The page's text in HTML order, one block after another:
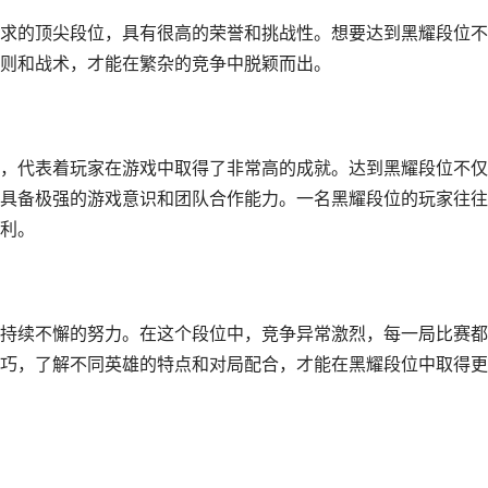
的顶尖段位，具有很高的荣誉和挑战性。想要达到黑耀段位
和战术，才能在繁杂的竞争中脱颖而出。
代表着玩家在游戏中取得了非常高的成就。达到黑耀段位不
备极强的游戏意识和团队合作能力。一名黑耀段位的玩家往
。
续不懈的努力。在这个段位中，竞争异常激烈，每一局比赛
，了解不同英雄的特点和对局配合，才能在黑耀段位中取得